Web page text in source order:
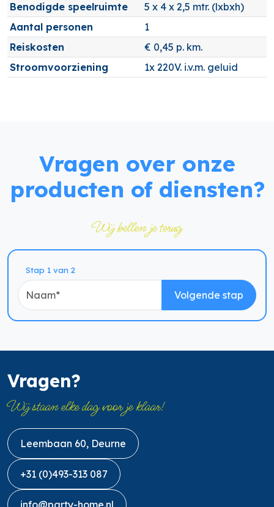
Benodigde speelruimte
5 x 4 x 2,5 mtr. (lxbxh)
Aantal personen
1
Reiskosten
€ 0,45 p. km.
Stroomvoorziening
1x 220V. i.v.m. geluid
Vragen over onze
producten of diensten?
Wij bellen je terug
Stap 1 van 2
Naam
Volgende stap
Vragen?
Wij staan elke dag voor je klaar!
Leembaan 60, Deurne
+31 (0)493-313 087